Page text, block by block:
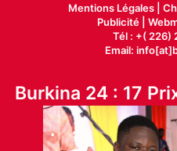
Mentions Légales |
Publicité|
Tél : +( 226)
Email:
Burkina 24 : 17